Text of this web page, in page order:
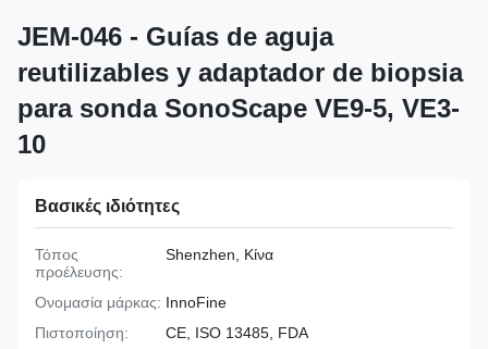
JEM-046 - Guías de aguja
reutilizables y adaptador de biopsia
para sonda SonoScape VE9-5, VE3-
10
Βασικές ιδιότητες
Τόπος
προέλευσης:
Shenzhen, Κίνα
Ονομασία μάρκας: InnoFine
Πιστοποίηση:
CE, ISO 13485, FDA